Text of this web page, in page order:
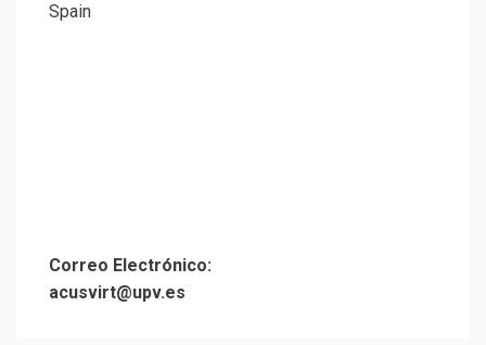
Spain
Correo Electrónico:
acusvirt@upv.es